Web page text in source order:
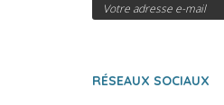
RÉSEAUX SOCIAUX